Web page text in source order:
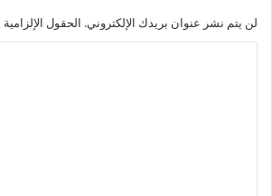
لن يتم نشر عنوان بريدك الإلكتروني. الحقول